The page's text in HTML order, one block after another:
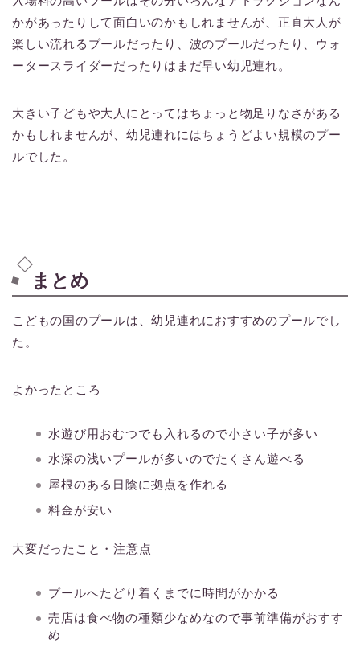
かがあったりして面白いのかもしれませんが、正直大人が
楽しい流れるプールだったり、波のプールだったり、ウォ
ータースライダーだったりはまだ早い幼児連れ。
大きい子どもや大人にとってはちょっと物足りなさがある
かもしれませんが、幼児連れにはちょうどよい規模のプー
ルでした。
まとめ
こどもの国のプールは、幼児連れにおすすめのプールでし
た。
よかったところ
水遊び用おむつでも入れるので小さい子が多い
水深の浅いプールが多いのでたくさん遊べる
屋根のある日陰に拠点を作れる
料金が安い
大変だったこと・注意点
プールへたどり着くまでに時間がかかる
売店は食べ物の種類少なめなので事前準備がおすす
め